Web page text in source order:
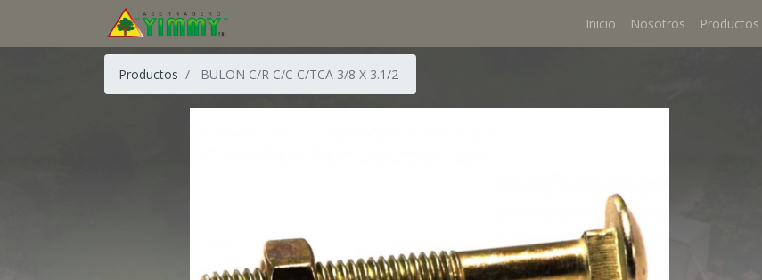
Inicio Nosotros Productos
Productos BULON C/R C/C C/TCA 3/8 X 3.1/2